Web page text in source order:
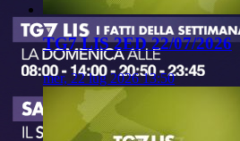
TG7 LIS 2ED 22/07/2026
mer, 22 lug 2026 13:50